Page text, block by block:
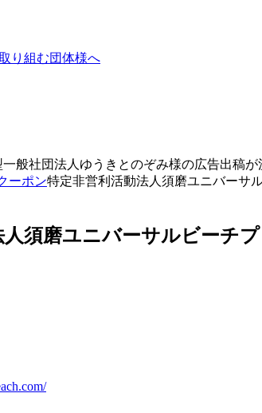
り組む団体様へ
般社団法人ゆうきとのぞみ様の広告出稿が
ーポン特定非営利活動法人須磨ユニバーサ
須磨ユニバーサルビーチ